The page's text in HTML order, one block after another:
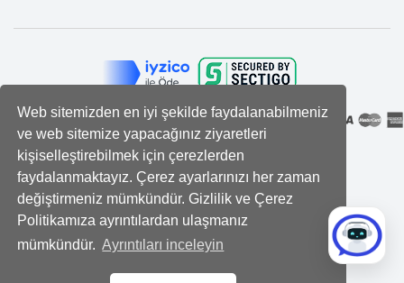
Web sitemizden en iyi şekilde faydalanabilmeniz
ve web sitemize yapacağınız ziyaretleri
kişiselleştirebilmek için çerezlerden
faydalanmaktayız. Çerez ayarlarınızı her zaman
değiştirmeniz mümkündür. Gizlilik ve Çerez
Politikamıza ayrıntılardan ulaşmanız
mümkündür. Ayrıntıları inceleyin